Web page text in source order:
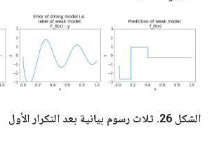
الشكل 26. ثلاث رسوم بيانية بعد التكرار الأول